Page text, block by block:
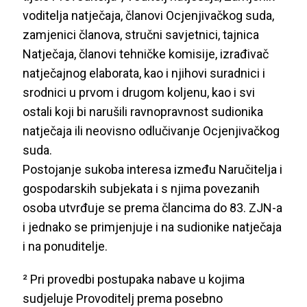
voditelja natječaja, članovi Ocjenjivačkog suda,
zamjenici članova, stručni savjetnici, tajnica
Natječaja, članovi tehničke komisije, izrađivač
natječajnog elaborata, kao i njihovi suradnici i
srodnici u prvom i drugom koljenu, kao i svi
ostali koji bi narušili ravnopravnost sudionika
natječaja ili neovisno odlučivanje Ocjenjivačkog
suda.
Postojanje sukoba interesa između Naručitelja i
gospodarskih subjekata i s njima povezanih
osoba utvrđuje se prema člancima do 83. ZJN-a
i jednako se primjenjuje i na sudionike natječaja
i na ponuditelje.
² Pri provedbi postupaka nabave u kojima
sudjeluje Provoditelj prema posebno